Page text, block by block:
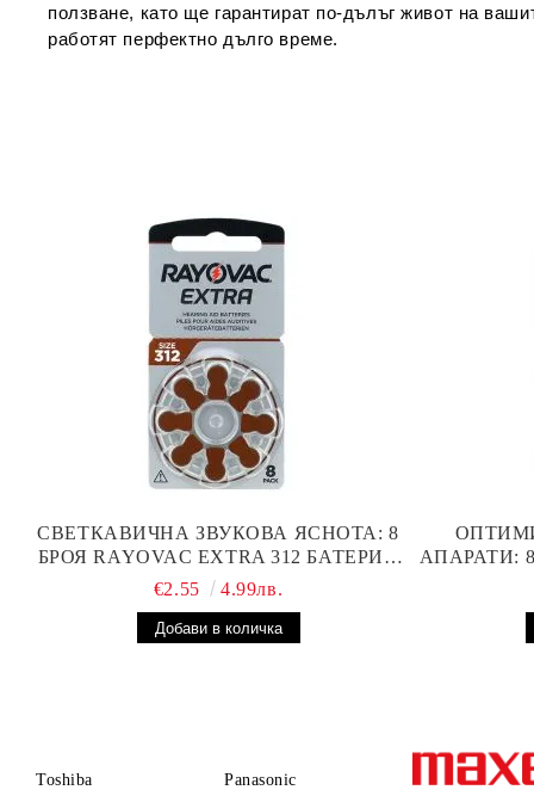
ползване, като ще гарантират по-дълъг живот на
работят перфектно дълго време.
СВЕТКАВИЧНА ЗВУКОВА ЯСНОТА: 8
БРОЯ RAYOVAC EXTRA 312 БАТЕРИИ
ЗА СЛУХОВ АПАРАТ С НАЙ-ДОБРАТА
€2.55 4.99лв.
АПАРАТИ: 8
Toshiba
Panasonic